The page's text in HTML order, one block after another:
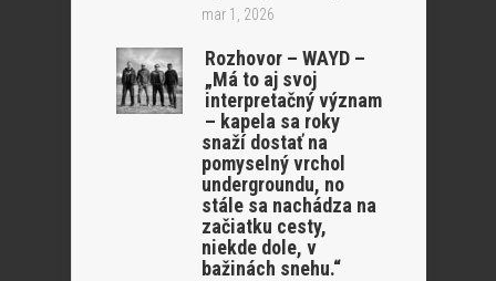
mar 1, 2026
Rozhovor – WAYD –
„Má to aj svoj
interpretačný význam
– kapela sa roky
snaží dostať na
pomyselný vrchol
undergroundu, no
stále sa nachádza na
začiatku cesty,
niekde dole, v
bažinách snehu.“